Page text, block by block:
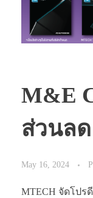
M&E
ส่วนลด
May 16, 2024
MTECH จัดโปร